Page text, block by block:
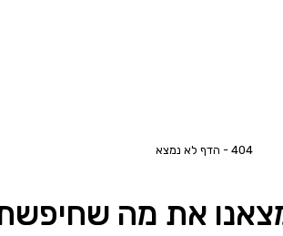
404 - הדף לא נמצא
את מה